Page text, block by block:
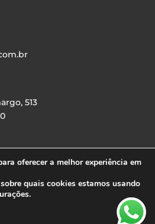
513
por
Agência IceCream
oferecer a melhor experiência em
quais cookies estamos usando